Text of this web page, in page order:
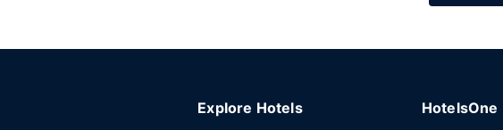
Explore Hotels HotelsOne